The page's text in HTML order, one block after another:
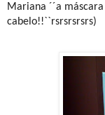
Mariana ´´a
cabelo!!``rsrsrsrsrs)